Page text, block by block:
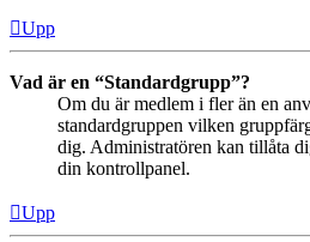
Upp
Vad är en “Standardgrupp”?
Om du är medlem i fler än en
standardgruppen vilken
dig. Administratören kan tillåta
din kontrollpanel.
Upp